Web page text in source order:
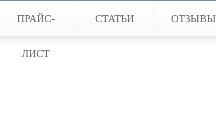
для оплаты
ПРАЙС-
ЛИСТ
СТАТЬИ ОТЗЫВЫ